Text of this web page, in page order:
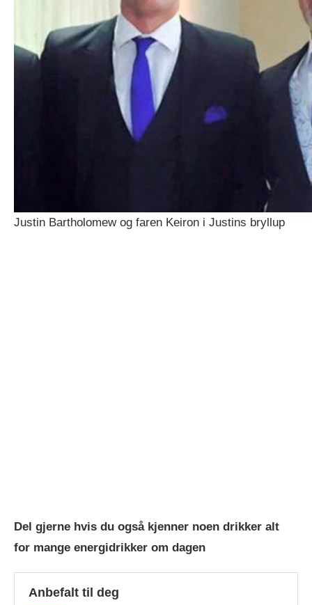
Justin Bartholomew og faren Keiron i Justins bryllup
Del gjerne hvis du også kjenner noen drikker alt
for mange energidrikker om dagen
Anbefalt til deg